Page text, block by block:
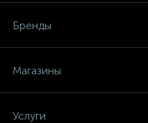
Бренды
Магазины
Услуги